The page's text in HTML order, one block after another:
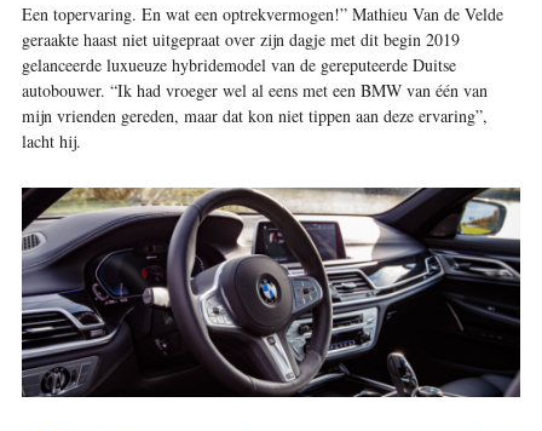
Een topervaring. En wat een optrekvermogen!” Mathieu Van de Velde
geraakte haast niet uitgepraat over zijn dagje met dit begin 2019
gelanceerde luxueuze hybridemodel van de gereputeerde Duitse
autobouwer. “Ik had vroeger wel al eens met een BMW van één van
mijn vrienden gereden, maar dat kon niet tippen aan deze ervaring”,
lacht hij.